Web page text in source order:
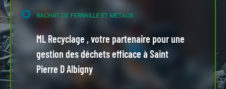
RACHAT DE FERRAILLE ET METAUX
ML Recyclage , votre partenaire pour une
gestion des déchets efficace à Saint
Pierre D Albigny